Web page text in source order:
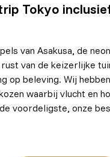
Tokyo
van Asakusa, de
rust van de keizerlijke
op beleving. Wij
waarbij vlucht en
voordeligste, onze